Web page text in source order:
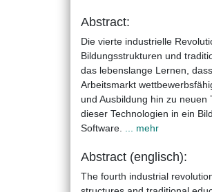
Abstract:
Die vierte industrielle
Bildungsstrukturen und
das lebenslange Lernen,
Arbeitsmarkt
und Ausbildung hin zu
dieser Technologien in ein
Software. ... mehr
Abstract (englisch):
The fourth industrial